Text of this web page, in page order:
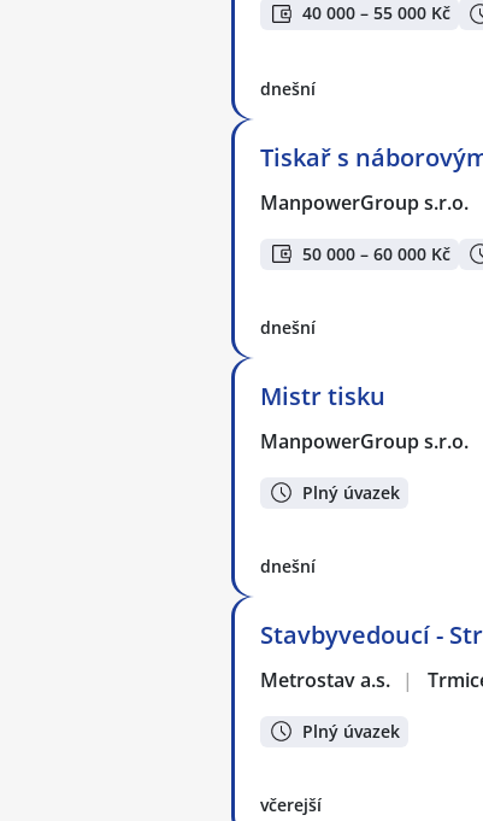
40 000 – 55 000 Kč
dnešní
Tiskař s
ManpowerGroup s.r.o.
50 000 – 60 000 Kč
dnešní
Mistr tisku
ManpowerGroup s.r.o.
Plný úvazek
dnešní
Stavbyvedoucí -
Metrostav a.s. |
Plný úvazek
včerejší